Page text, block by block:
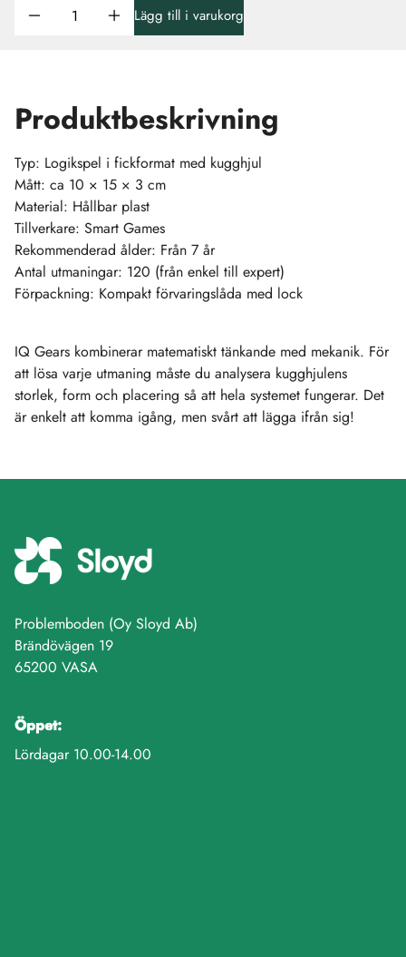
Lägg till i varukorg
Produktbeskrivning
Typ: Logikspel i fickformat med kugghjul
Mått: ca 10 × 15 × 3 cm
Material: Hållbar plast
Tillverkare: Smart Games
Rekommenderad ålder: Från 7 år
Antal utmaningar: 120 (från enkel till expert)
Förpackning: Kompakt förvaringslåda med lock
IQ Gears kombinerar matematiskt tänkande med mekanik. För
att lösa varje utmaning måste du analysera kugghjulens
storlek, form och placering så att hela systemet fungerar. Det
är enkelt att komma igång, men svårt att lägga ifrån sig!
Problemboden (Oy Sloyd Ab)
Brändövägen 19
65200 VASA
Öppet:
Lördagar 10.00-14.00